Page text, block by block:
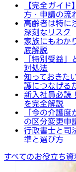
【完全ガイ
方・申請の流
高齢者は特に
深刻なリスク
家族にもわか
底解説
「特別受益
対処法
知っておきた
護につなげる
新入社員必読
を完全解説
「今の介護
の区分変更申
行政書士と司
準と選び方
すべてのお役立ち